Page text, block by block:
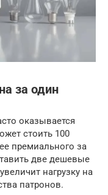
за один
оказывается
стоить 100
премиального за
две дешевые
нагрузку на
патронов.